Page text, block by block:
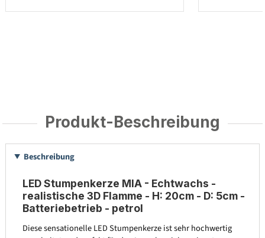
Produkt-Beschreibung
Beschreibung
LED Stumpenkerze MIA - Echtwachs -
realistische 3D Flamme - H: 20cm - D: 5cm -
Batteriebetrieb - petrol
Diese sensationelle LED Stumpenkerze ist sehr hochwertig